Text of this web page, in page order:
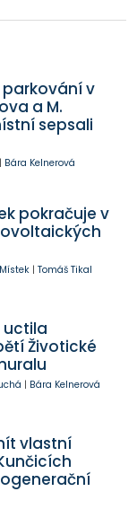
v
a M.
sepsali
Bára Kelnerová
pokračuje v
| Tomáš Tikal
uctila
Životické
| Bára Kelnerová
vlastní